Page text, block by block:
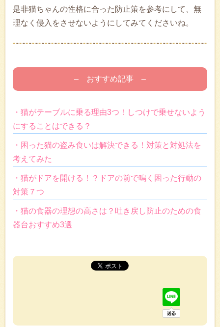
是非猫ちゃんの性格に合った防止策を参考にして、無
理なく侵入をさせないようにしてみてくださいね。
– おすすめ記事 –
・猫がテーブルに乗る理由3つ！しつけで乗せないよう
にすることはできる？
・困った猫の盗み食いは解決できる！対策と対処法を
考えてみた
・猫がドアを開ける！？ドアの前で鳴く困った行動の
対策７つ
・猫の食器の理想の高さは？吐き戻し防止のための食
器台おすすめ3選